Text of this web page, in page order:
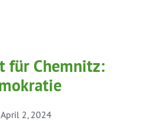
für Chemnitz:
April 2, 2024